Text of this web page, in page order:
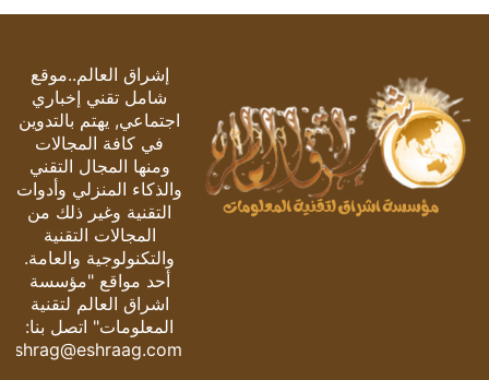
إشراق العالم..موقع
شامل تقني إخباري
اجتماعي, يهتم بالتدوين
في كافة المجالات
ومنها المجال التقني
والذكاء المنزلي وأدوات
التقنية وغير ذلك من
المجالات التقنية
والتكنولوجية والعامة.
أحد مواقع "مؤسسة
اشراق العالم لتقنية
المعلومات" اتصل بنا:
eshrag@eshraag.com